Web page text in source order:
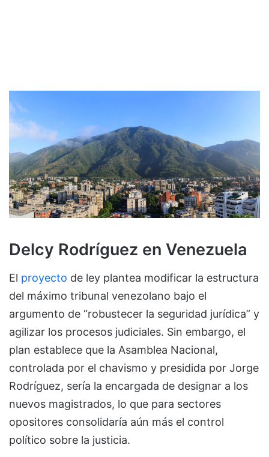
Delcy Rodríguez en Venezuela
El proyecto de ley plantea modificar la estructura
del máximo tribunal venezolano bajo el
argumento de “robustecer la seguridad jurídica” y
agilizar los procesos judiciales. Sin embargo, el
plan establece que la Asamblea Nacional,
controlada por el chavismo y presidida por Jorge
Rodríguez, sería la encargada de designar a los
nuevos magistrados, lo que para sectores
opositores consolidaría aún más el control
político sobre la justicia.